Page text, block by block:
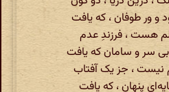
و ور طوفان ، که یافت
هست ، فرزندِ عدم
سر و سامان که یافت
نیست ، جز یک آفتاب
پنهان ، که یافت